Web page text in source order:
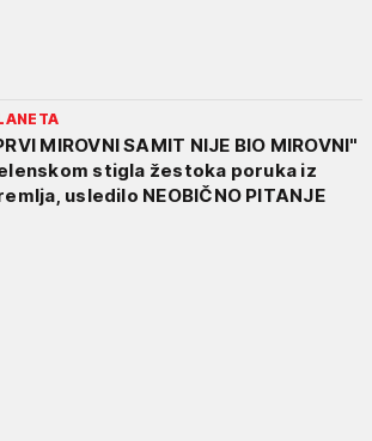
MIROVNI SAMIT NIJE BIO MIROVNI"
stigla žestoka poruka iz
usledilo NEOBIČNO PITANJE